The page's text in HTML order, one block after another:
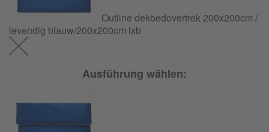
Outline dekbedovertrek 200x200cm /
levendig blauw/200x200cm lxb
Ausführung wählen: